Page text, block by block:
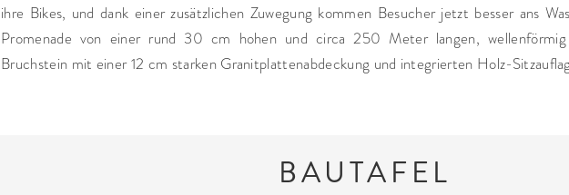
ihre Bikes, und dank einer zusätzlichen Zuwegung kommen Besucher jetzt besser ans
Promenade von einer rund 30 cm hohen und circa 250 Meter langen, wellenförmig
Bruchstein mit einer 12 cm starken Granitplattenabdeckung und integrierten Holz-
BAUTAFEL